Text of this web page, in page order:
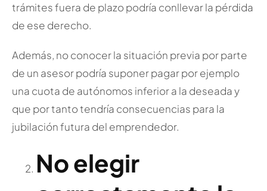
trámites fuera de plazo podría conllevar la pérdida
de ese derecho.
Además, no conocer la situación previa por parte
de un asesor podría suponer pagar por ejemplo
una cuota de autónomos inferior a la deseada y
que por tanto tendría consecuencias para la
jubilación futura del emprendedor.
No elegir